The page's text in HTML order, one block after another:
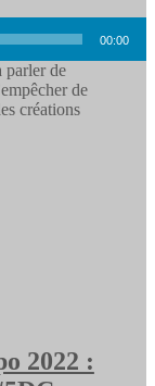
00:00
parler de
de
créations
2022 :